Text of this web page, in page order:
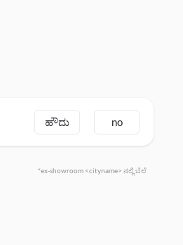
ಹೌದು no
*ex-showroom <cityname> ನಲ್ಲಿ ಬೆಲೆ